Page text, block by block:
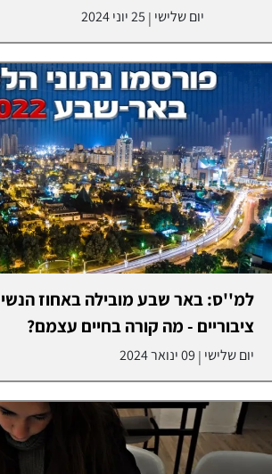
יום שלישי | 25 יוני 2024
למ''ס: באר שבע מובילה באחוז
ציבוריים - מה קורה בחיים עצמם?
יום שלישי | 09 ינואר 2024